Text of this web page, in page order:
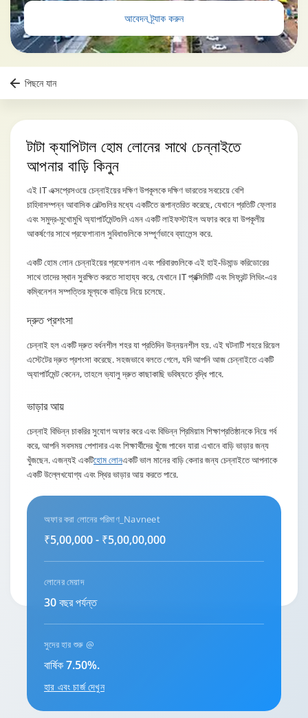
আবেদন ট্র্যাক করুন
পিছনে যান
টাটা ক্যাপিটাল হোম লোনের সাথে চেন্নাইতে
আপনার বাড়ি কিনুন
এই IT এক্সপ্রেসওয়ে চেন্নাইয়ের দক্ষিণ উপকূলকে দক্ষিণ ভারতের সবচেয়ে বেশি
চাহিদাসম্পন্ন আবাসিক বেল্টগুলির মধ্যে একটিতে রূপান্তরিত করেছে, যেখানে প্রতিটি ফ্লোর
এবং সমুদ্র-মুখোমুখি অ্যাপার্টমেন্টগুলি এমন একটি লাইফস্টাইল অফার করে যা উপকূলীয়
আকর্ষণের সাথে প্রফেশানাল সুবিধাগুলিকে সম্পূর্ণভাবে ব্যালেন্স করে.
একটি হোম লোন চেন্নাইয়ের প্রফেশনাল এবং পরিবারগুলিকে এই হাই-ডিমান্ড করিডোরের
সাথে তাদের স্থান সুরক্ষিত করতে সাহায্য করে, যেখানে IT প্রক্সিমিটি এবং সিফ্রন্ট লিভিং-এর
কম্বিনেশন সম্পত্তির মূল্যকে বাড়িয়ে নিয়ে চলেছে.
দ্রুত প্রশংসা
চেন্নাই হল একটি দ্রুত বর্ধনশীল শহর যা প্রতিদিন উন্নয়নশীল হয়. এই ঘটনাটি শহরে রিয়েল
এস্টেটের দ্রুত প্রশংসা করেছে. সহজভাবে বলতে গেলে, যদি আপনি আজ চেন্নাইতে একটি
অ্যাপার্টমেন্ট কেনেন, তাহলে ভ্যালু দ্রুত কাছাকাছি ভবিষ্যতে বৃদ্ধি পাবে.
ভাড়ার আয়
চেন্নাই বিভিন্ন চাকরির সুযোগ অফার করে এবং বিভিন্ন প্রিমিয়াম শিক্ষাপ্রতিষ্ঠানকে নিয়ে গর্ব
করে, আপনি সবসময় পেশাদার এবং শিক্ষার্থীদের খুঁজে পাবেন যারা এখানে বাড়ি ভাড়ার জন্য
খুঁজছেন. এজন্যই একটিহোম লোনএকটি ভাল মানের বাড়ি কেনার জন্য চেন্নাইতে আপনাকে
একটি উল্লেখযোগ্য এবং স্থির ভাড়ার আয় করতে পারে.
অফার করা লোনের পরিমাণ_Navneet
₹5,00,000 - ₹5,00,00,000
লোনের মেয়াদ
30 বছর পর্যন্ত
সুদের হার শুরু @
বার্ষিক 7.50%.
হার এবং চার্জ দেখুন